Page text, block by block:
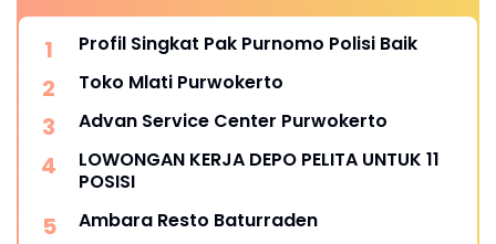
Profil Singkat Pak Purnomo Polisi Baik
Toko Mlati Purwokerto
Advan Service Center Purwokerto
LOWONGAN KERJA DEPO PELITA UNTUK 11
POSISI
Ambara Resto Baturraden